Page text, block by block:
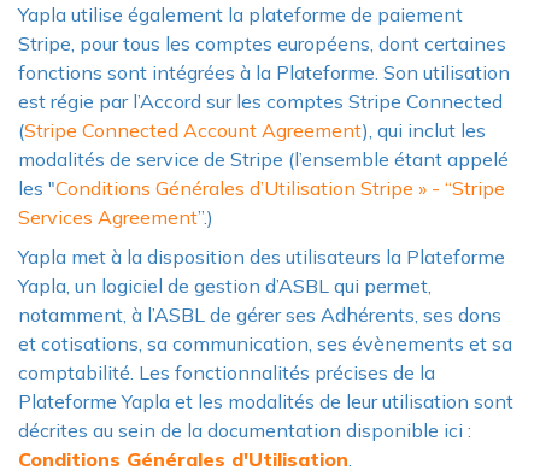
Yapla utilise également la plateforme de paiement
Stripe, pour tous les comptes européens, dont certaines
fonctions sont intégrées à la Plateforme. Son utilisation
est régie par l’Accord sur les comptes Stripe Connected
(Stripe Connected Account Agreement), qui inclut les
modalités de service de Stripe (l’ensemble étant appelé
les "Conditions Générales d’Utilisation Stripe » - “Stripe
Services Agreement”.)
Yapla met à la disposition des utilisateurs la Plateforme
Yapla, un logiciel de gestion d’ASBL qui permet,
notamment, à l’ASBL de gérer ses Adhérents, ses dons
et cotisations, sa communication, ses évènements et sa
comptabilité. Les fonctionnalités précises de la
Plateforme Yapla et les modalités de leur utilisation sont
décrites au sein de la documentation disponible ici :
Conditions Générales d'Utilisation